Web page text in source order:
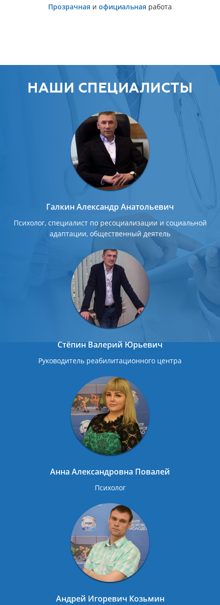
Прозрачная и официальная работа
НАШИ СПЕЦИАЛИСТЫ
Галкин Александр Анатольевич
Психолог, специалист по ресоциализации и социальной
адаптации, общественный деятель
Стёпин Валерий Юрьевич
Руководитель реабилитационного центра
Анна Александровна Повалей
Психолог
Андрей Игоревич Козьмин